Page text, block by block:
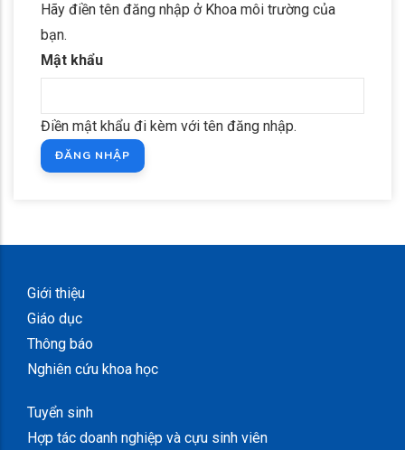
Hãy điền tên đăng nhập ở Khoa môi trường của
bạn.
Mật khẩu
Điền mật khẩu đi kèm với tên đăng nhập.
Giới thiệu
Giáo dục
Thông báo
Nghiên cứu khoa học
Tuyển sinh
Hợp tác doanh nghiệp và cựu sinh viên